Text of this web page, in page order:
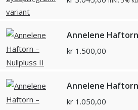
Annelene
kr 1.500,00
Annelene Haftorn
kr 1.050,00